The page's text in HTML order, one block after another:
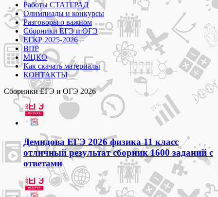
Работы СТАТГРАД
Олимпиады и конкурсы
Разговоры о важном
Сборники ЕГЭ и ОГЭ
ЕГКР 2025-2026
ВПР
МЦКО
Как скачать материалы
КОНТАКТЫ
Сборники ЕГЭ и ОГЭ 2026
Демидова ЕГЭ 2026 физика 11 класс
отличный результат сборник 1600 заданий с
ответами